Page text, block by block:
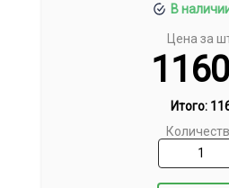
В
Цена за
1160
Итого: